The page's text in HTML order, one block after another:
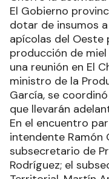
El Gobierno
dotar de insumos
apícolas del Oeste
producción de
una reunión en El
ministro de la
García, se
que llevarán
En el encuentro
intendente Ramón
subsecretario de
Rodríguez; el